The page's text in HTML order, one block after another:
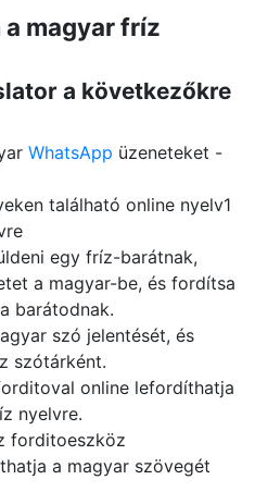
magyar fríz
a következőkre
WhatsApp üzeneteket -
található online nyelv1
egy fríz-barátnak,
a magyar-be, és fordítsa
barátodnak.
szó jelentését, és
szótárként.
online lefordíthatja
nyelvre.
forditoeszköz
a magyar szövegét